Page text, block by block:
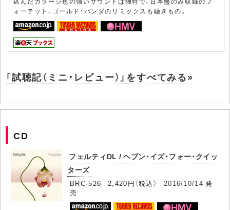
ォーテット、ゴールド・パンダのリミックスも聴きもの。
「試聴記（ミニ・レビュー）」をすべてみる»
CD
フェルティDL / ヘブン・イズ・フォー・クイッ
ターズ
BRC-526 2,420円（税込） 2016/10/14 発
売